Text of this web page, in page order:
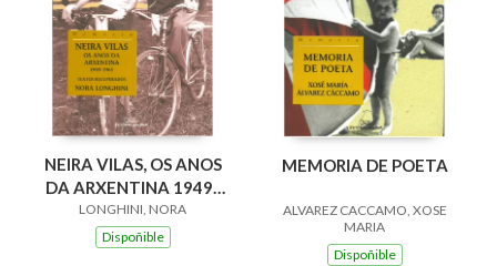
NEIRA VILAS, OS ANOS
DA ARXENTINA 1949-
1961. TEXTOS
RECUPERA
LONGHINI, NORA
Dispoñible
MEMORIA DE POETA
ALVAREZ CACCAMO, XOSE
MARIA
Dispoñible